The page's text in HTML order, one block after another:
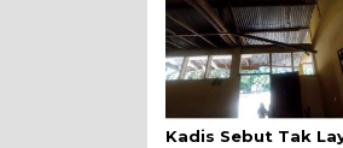
Kadis Sebut Tak